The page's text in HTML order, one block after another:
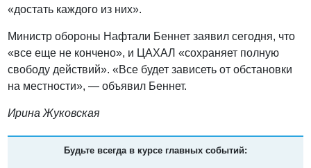
«достать каждого из них».
Министр обороны Нафтали Беннет заявил сегодня, что
«все еще не кончено», и ЦАХАЛ «сохраняет полную
свободу действий». «Все будет зависеть от обстановки
на местности», — объявил Беннет.
Ирина Жуковская
Будьте всегда в курсе главных событий: